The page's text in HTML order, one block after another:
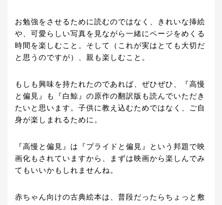
お勉強をさせるために読むのではなく、きれいな挿絵
や、可愛らしい写真を見ながら一緒にページをめくる
時間を楽しむこと。そして（これが実はとても大切だ
と思うのですが）、親も楽しむこと。
もしも興味を持たれたのであれば、ぜひぜひ、『高慢
と偏見』も『白鯨』の原作の翻訳版も読んでいただき
たいと思います。子供に教え込むためではなく、ご自
身が楽しまれるために。
『高慢と偏見』は『プライドと偏見』という邦題で映
画化もされていますから、まずは映画から楽しんでみ
てもいいかもしれませんね。
赤ちゃん向けの古典絵本は、普段だったらちょっと敷